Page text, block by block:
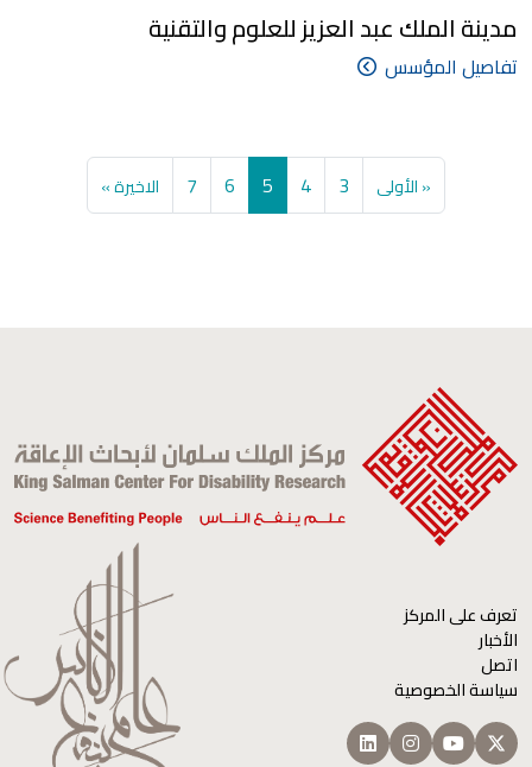
مدينة الملك عبد العزيز للعلوم والتقنية
تفاصيل المؤسس
Pagination First page
« الأولى الصفحة
3 الصفحة
4
Current page
5 الصفحة
6 الصفحة
7
Last page
الاخيرة »
تعرف على المركز
الأخبار
اتصل
سياسة الخصوصية